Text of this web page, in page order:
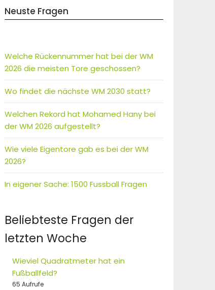
Neuste Fragen
Welche Rückennummer hat bei der WM
2026 die meisten Tore geschossen?
Wo findet die nächste WM 2030 statt?
Welchen Rekord hat Mohamed Hany bei
der WM 2026 aufgestellt?
Wie viele Eigentore gab es bei der WM
2026?
In eigener Sache: 1500 Fussball Fragen
Beliebteste Fragen der
letzten Woche
Wieviel Quadratmeter hat ein
Fußballfeld?
65 Aufrufe